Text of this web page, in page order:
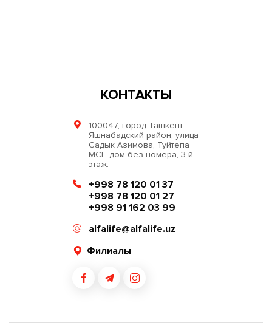
КОНТАКТЫ
100047, город Ташкент,
Яшнабадский район, улица
Садык Азимова, Туйтепа
МСГ, дом без номера, 3-й
этаж.
+998 78 120 01 37
+998 78 120 01 27
+998 91 162 03 99
alfalife@alfalife.uz
Филиалы